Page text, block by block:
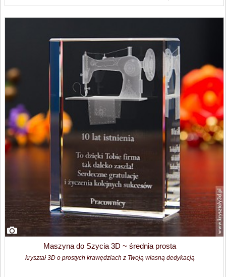
Maszyna do Szycia 3D ~ średnia prosta
kryształ 3D o prostych krawędziach z Twoją własną dedykacją